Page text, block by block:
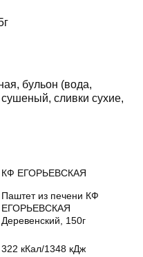
бульон (вода,
сливки сухие,
КФ ЕГОРЬЕВСКАЯ
Паштет из печени КФ
ЕГОРЬЕВСКАЯ
Деревенский, 150г
322 кКал/1348 кДж